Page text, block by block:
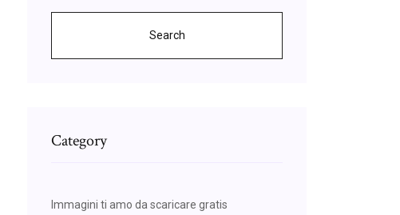
Search
Category
Immagini ti amo da scaricare gratis